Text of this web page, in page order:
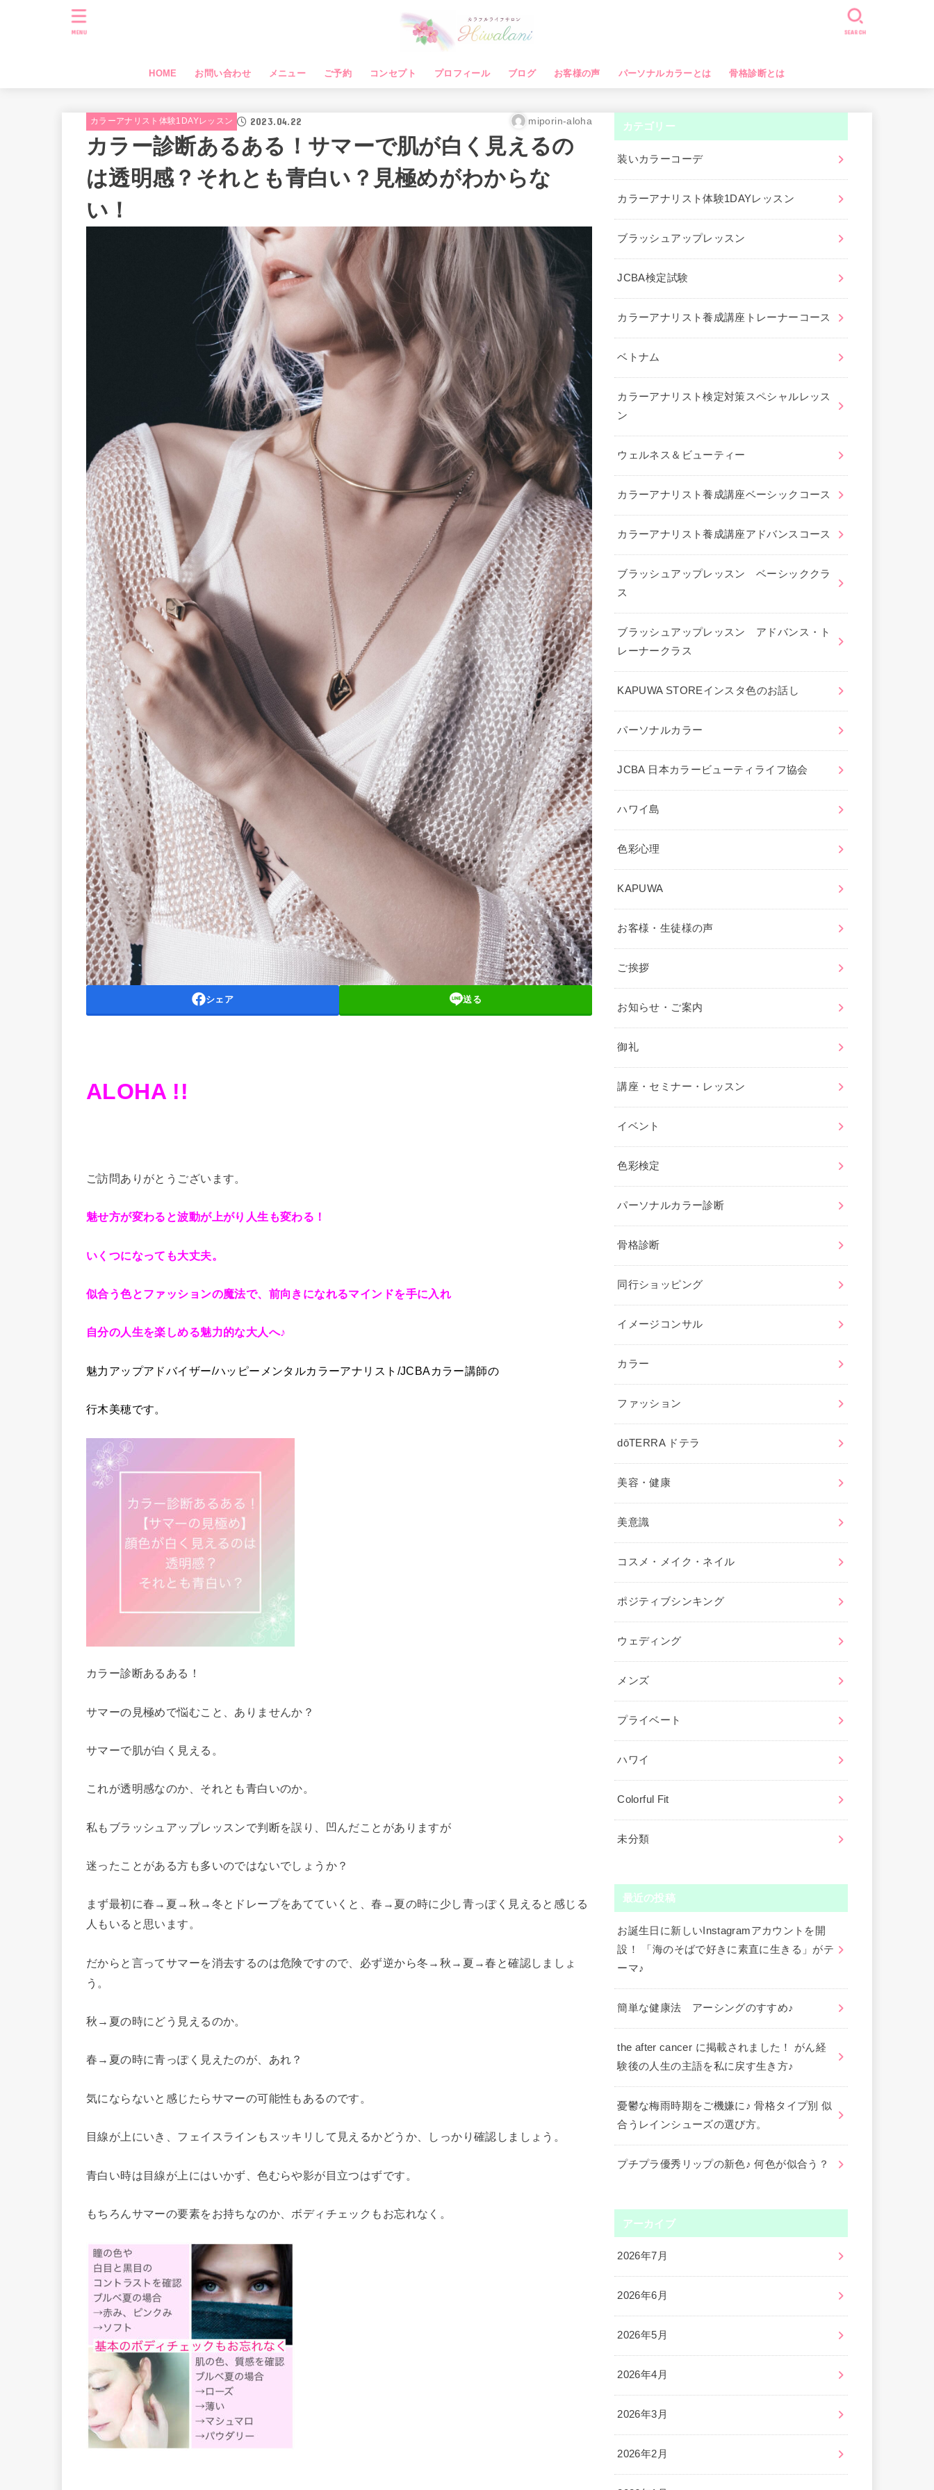
HOME お問い合わせ メニュー ご予約 コンセプト プロフィール ブログ お客様の声 パーソナルカラーとは 骨格診断とは
SEARCH
MENU
カラーアナリスト体験1DAYレッスン 2023.04.22 miporin-aloha
カラー診断あるある！サマーで肌が白く見えるの
は透明感？それとも青白い？見極めがわからな
い！
シェア 送る
ALOHA !!
ご訪問ありがとうございます。
魅せ方が変わると波動が上がり人生も変わる！
いくつになっても大丈夫。
似合う色とファッションの魔法で、前向きになれるマインドを手に入れ
自分の人生を楽しめる魅力的な大人へ♪
魅力アップアドバイザー/ハッピーメンタルカラーアナリスト/JCBAカラー講師の
行木美穂です。
カラー診断あるある！
サマーの見極めで悩むこと、ありませんか？
サマーで肌が白く見える。
これが透明感なのか、それとも青白いのか。
私もブラッシュアップレッスンで判断を誤り、凹んだことがありますが
迷ったことがある方も多いのではないでしょうか？
まず最初に春→夏→秋→冬とドレープをあてていくと、春→夏の時に少し青っぽく見えると感じる
人もいると思います。
だからと言ってサマーを消去するのは危険ですので、必ず逆から冬→秋→夏→春と確認しましょ
う。
秋→夏の時にどう見えるのか。
春→夏の時に青っぽく見えたのが、あれ？
気にならないと感じたらサマーの可能性もあるのです。
目線が上にいき、フェイスラインもスッキリして見えるかどうか、しっかり確認しましょう。
青白い時は目線が上にはいかず、色むらや影が目立つはずです。
もちろんサマーの要素をお持ちなのか、ボディチェックもお忘れなく。
カテゴリー
装いカラーコーデ
カラーアナリスト体験1DAYレッスン
ブラッシュアップレッスン
JCBA検定試験
カラーアナリスト養成講座トレーナーコース
ベトナム
カラーアナリスト検定対策スペシャルレッス
ン
ウェルネス＆ビューティー
カラーアナリスト養成講座ベーシックコース
カラーアナリスト養成講座アドバンスコース
ブラッシュアップレッスン ベーシッククラ
ス
ブラッシュアップレッスン アドバンス・ト
レーナークラス
KAPUWA STOREインスタ色のお話し
パーソナルカラー
JCBA 日本カラービューティライフ協会
ハワイ島
色彩心理
KAPUWA
お客様・生徒様の声
ご挨拶
お知らせ・ご案内
御礼
講座・セミナー・レッスン
イベント
色彩検定
パーソナルカラー診断
骨格診断
同行ショッピング
イメージコンサル
カラー
ファッション
dōTERRA ドテラ
美容・健康
美意識
コスメ・メイク・ネイル
ポジティブシンキング
ウェディング
メンズ
プライベート
ハワイ
Colorful Fit
未分類
最近の投稿
お誕生日に新しいInstagramアカウントを開
設！ 「海のそばで好きに素直に生きる」がテ
ーマ♪
簡単な健康法 アーシングのすすめ♪
the after cancer に掲載されました！ がん経
験後の人生の主語を私に戻す生き方♪
憂鬱な梅雨時期をご機嫌に♪ 骨格タイプ別 似
合うレインシューズの選び方。
プチプラ優秀リップの新色♪ 何色が似合う？
アーカイブ
2026年7月
2026年6月
2026年5月
2026年4月
2026年3月
2026年2月